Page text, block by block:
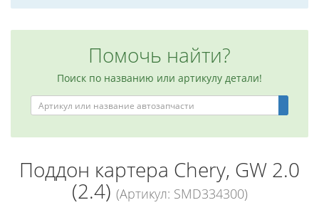
Помочь найти?
Поиск по названию или артикулу детали!
Поддон картера Chery, GW 2.0
(2.4) (Артикул: SMD334300)